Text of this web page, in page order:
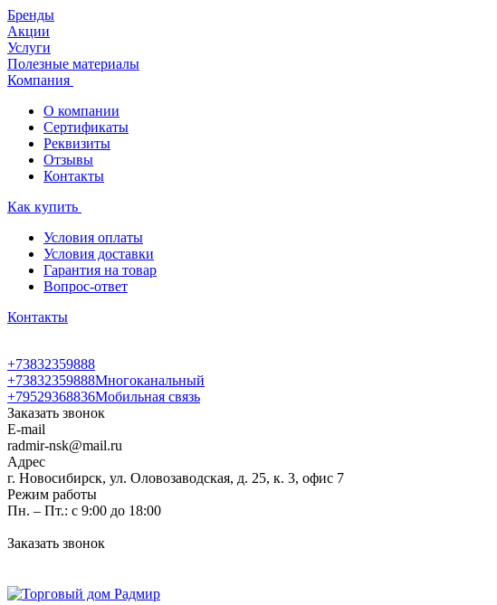
Бренды
Акции
Услуги
Полезные материалы
Компания
О компании
Сертификаты
Реквизиты
Отзывы
Контакты
Как купить
Условия оплаты
Условия доставки
Гарантия на товар
Вопрос-ответ
Контакты
+73832359888
+73832359888Многоканальный
+79529368836Мобильная связь
Заказать звонок
E-mail
radmir-nsk@mail.ru
Адрес
г. Новосибирск, ул. Оловозаводская, д. 25, к. 3, офис 7
Режим работы
Пн. – Пт.: с 9:00 до 18:00
Заказать звонок